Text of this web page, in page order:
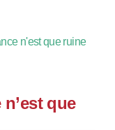
que